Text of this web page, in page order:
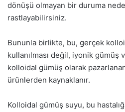
dönüşü olmayan bir duruma
rastlayabilirsiniz.
Bununla birlikte, bu, gerçek
kullanılması değil, iyonik gümüş
kolloidal gümüş olarak
ürünlerden kaynaklanır.
Kolloidal gümüş suyu, bu